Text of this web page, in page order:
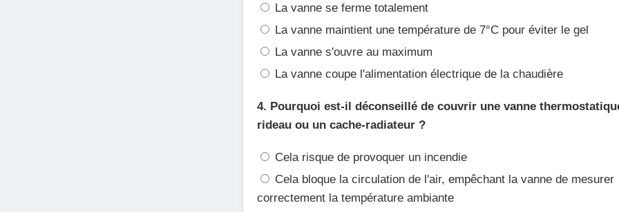
La vanne se ferme totalement
La vanne maintient une température de 7°C pour éviter le gel
La vanne s'ouvre au maximum
La vanne coupe l'alimentation électrique de la chaudière
4. Pourquoi est-il déconseillé de couvrir une vanne
rideau ou un cache-radiateur ?
Cela risque de provoquer un incendie
Cela bloque la circulation de l'air, empêchant la vanne de mesurer
correctement la température ambiante